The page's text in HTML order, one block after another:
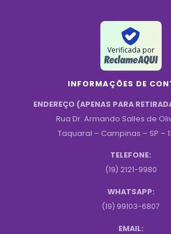
Verificada por
INFORMAÇÕES DE
ENDEREÇO (APENAS PARA
Rua Dr. Armando Salles de
Taquaral – Campinas – SP –
TELEFONE:
(19) 2121-9980
WHATSAPP:
(19) 99103-6807
EMAIL: